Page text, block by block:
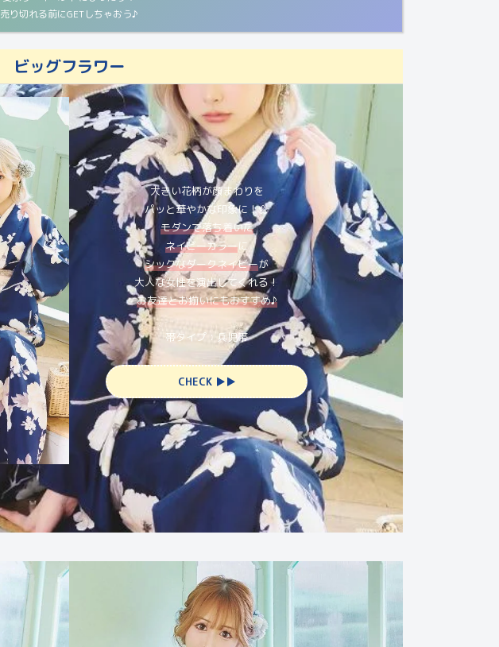
売り切れる前にGETしちゃおう♪
ビッグフラワー
大きい花柄が顔まわりを
パッと華やかな印象に！🌼
モダンで落ち着いた
ネイビーカラーに
シックなダークネイビーが
大人な女性を演出してくれる！
お友達とお揃いにもおすすめ♪
帯タイプ：兵児帯
CHECK ▶︎▶︎